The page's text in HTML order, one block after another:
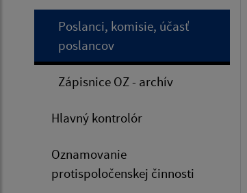
Poslanci, komisie, účasť
poslancov
Zápisnice OZ - archív
Hlavný kontrolór
Oznamovanie
protispoločenskej činnosti